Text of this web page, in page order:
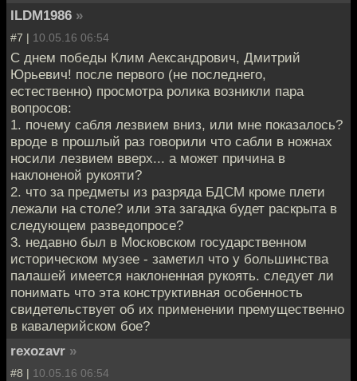
ILDM1986 »
#7 | 10.05.16 06:54
С днем победы Клим Аександрович, Дмитрий
Юрьевич! после первого (не последнего,
естественно) просмотра ролика возникли пара
вопросов:
1. почему сабля лезвием вниз, или мне показалось?
вроде в прошлый раз говорили что сабли в ножнах
носили лезвием вверх... а может причина в
наклоненой рукояти?
2. что за предметы из разряда БДСМ кроме плети
лежали на столе? или эта загадка будет раскрыта в
следующем разведопросе?
3. недавно был в Московском государственном
историческом музее - заметил что у большинства
палашей имеется наклоненная рукоять. следует ли
понимать что эта конструктивная особенность
свидетельствует об их применении премущественно
в кавалерийском бое?
rexozavr »
#8 | 10.05.16 06:54